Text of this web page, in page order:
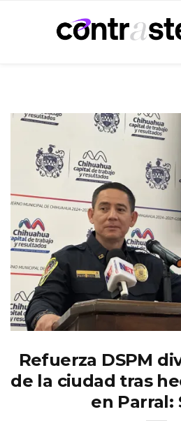
Refuerza DSPM
de la ciudad tras
en Parral: